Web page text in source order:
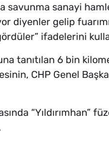
savunma sanayi
diyenler gelip
ifadelerini
tanıtılan 6 bin
CHP Genel
“Yıldırımhan”